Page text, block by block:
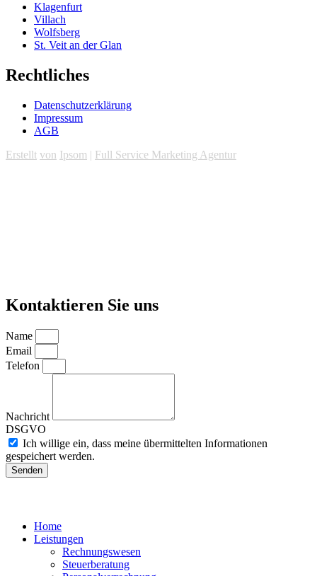
Klagenfurt
Villach
Wolfsberg
St. Veit an der Glan
Rechtliches
Datenschutzerklärung
Impressum
AGB
Erstellt von Ipsom | Full Service Marketing Agentur
Kontaktieren Sie uns
Name
Email
Telefon
Nachricht
DSGVO
Ich willige ein, dass meine übermittelten Informationen
gespeichert werden.
Senden
Home
Leistungen
Rechnungswesen
Steuerberatung